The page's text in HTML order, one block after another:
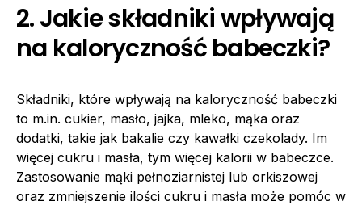
2. Jakie składniki wpływają
na kaloryczność babeczki?
Składniki, które wpływają na kaloryczność babeczki
to m.in. cukier, masło, jajka, mleko, mąka oraz
dodatki, takie jak bakalie czy kawałki czekolady. Im
więcej cukru i masła, tym więcej kalorii w babeczce.
Zastosowanie mąki pełnoziarnistej lub orkiszowej
oraz zmniejszenie ilości cukru i masła może pomóc w